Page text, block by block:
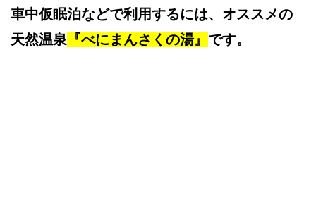
車中仮眠泊などで利用するには、オススメの
天然温泉 『べにまんさくの湯』 です。